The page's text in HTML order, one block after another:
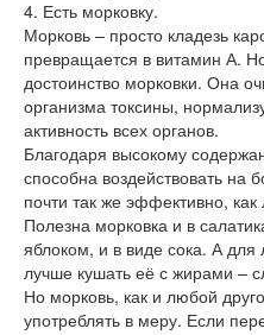
4. Есть морковку.
Морковь – просто кладезь
превращается в витамин А.
достоинство морковки. Она
организма токсины,
активность всех органов.
Благодаря высокому
способна воздействовать на
почти так же эффективно, как
Полезна морковка и в
яблоком, и в виде сока. А для
лучше кушать её с жирами –
Но морковь, как и любой
употреблять в меру. Если